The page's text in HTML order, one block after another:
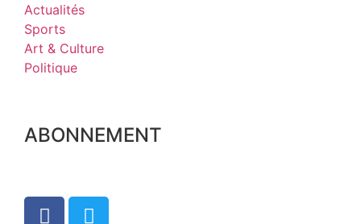
Actualités
Sports
Art & Culture
Politique
ABONNEMENT